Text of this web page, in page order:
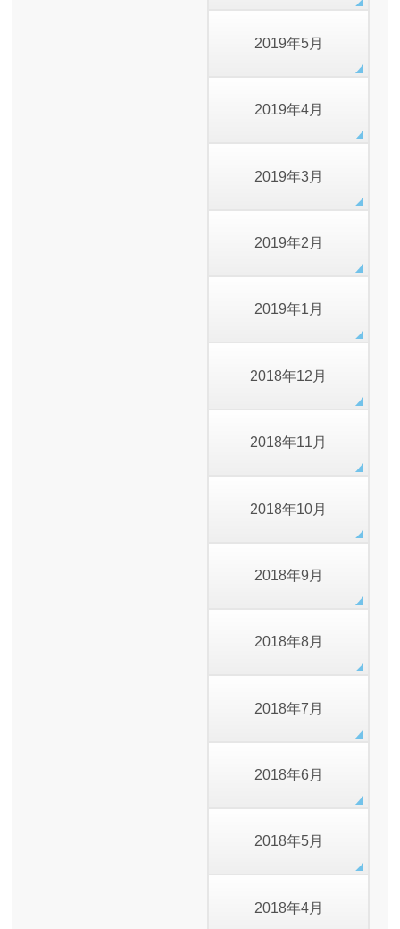
2019年5月
2019年4月
2019年3月
2019年2月
2019年1月
2018年12月
2018年11月
2018年10月
2018年9月
2018年8月
2018年7月
2018年6月
2018年5月
2018年4月